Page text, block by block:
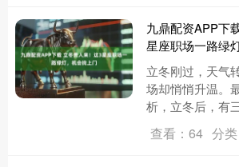
九鼎配资APP下
星座职场一路绿
立冬刚过，天气
场却悄悄升温。
析，立冬后，有
出现贵人相助，
查看：64 分